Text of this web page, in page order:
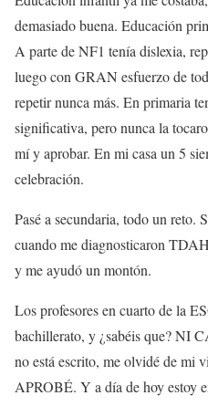
demasiado buena. Educación
A parte de NF1 tenía dislexia,
luego con GRAN esfuerzo de
repetir nunca más. En primaria
significativa, pero nunca la
mí y aprobar. En mi casa un 5
celebración.
Pasé a secundaria, todo un reto.
cuando me diagnosticaron
y me ayudó un montón.
Los profesores en cuarto de la
bachillerato, y ¿sabéis que? NI
no está escrito, me olvidé de mi
APROBÉ. Y a día de hoy estoy